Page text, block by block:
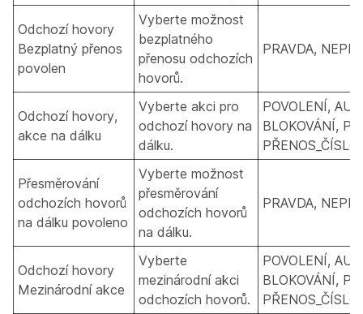
Odchozí hovory
Bezplatný přenos
povolen
Vyberte možnost
bezplatného
přenosu odchozích
hovorů.
PRAVDA,
Odchozí hovory,
akce na dálku
Vyberte akci pro
odchozí hovory na
dálku.
POVOLENÍ,
BLOKOVÁNÍ,
Přesměrování
odchozích hovorů
na dálku povoleno
Vyberte možnost
přesměrování
odchozích hovorů
na dálku.
PRAVDA,
Odchozí hovory
Mezinárodní akce
Vyberte
mezinárodní akci
odchozích hovorů.
POVOLENÍ,
BLOKOVÁNÍ,